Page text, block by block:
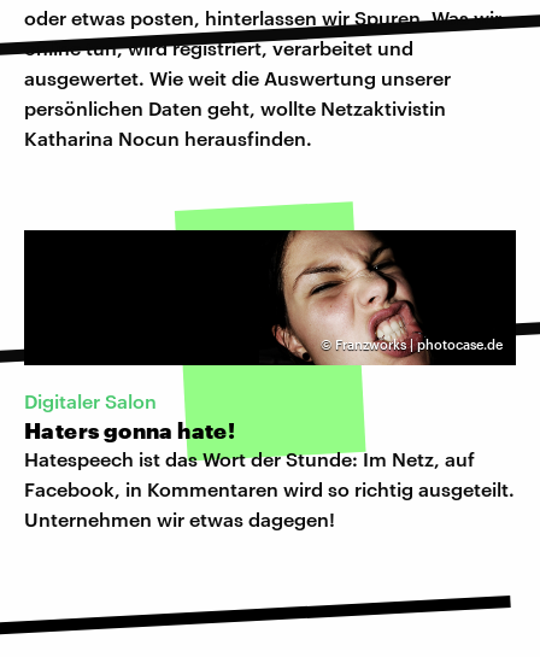
oder etwas posten, hinterlassen wir Spuren. Was wir
online tun, wird registriert, verarbeitet und
ausgewertet. Wie weit die Auswertung unserer
persönlichen Daten geht, wollte Netzaktivistin
Katharina Nocun herausfinden.
© Franzworks | photocase.de
Digitaler Salon
Haters gonna hate!
Hatespeech ist das Wort der Stunde: Im Netz, auf
Facebook, in Kommentaren wird so richtig ausgeteilt.
Unternehmen wir etwas dagegen!